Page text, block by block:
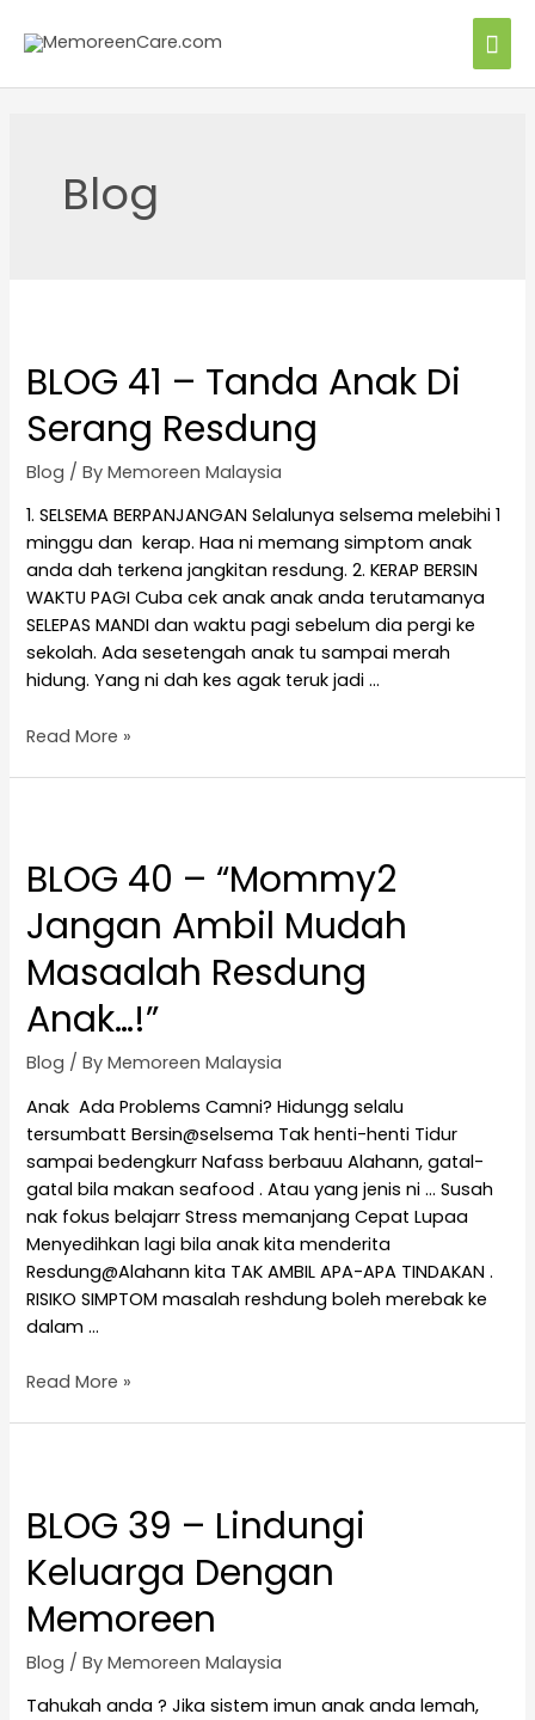
Blog
BLOG 41 – Tanda Anak Di
Serang Resdung
Blog / ByMemoreen Malaysia
1. SELSEMA BERPANJANGAN Selalunya selsema melebihi 1
minggu dan kerap. Haa ni memang simptom anak
anda dah terkena jangkitan resdung. 2. KERAP BERSIN
WAKTU PAGI Cuba cek anak anak anda terutamanya
SELEPAS MANDI dan waktu pagi sebelum dia pergi ke
sekolah. Ada sesetengah anak tu sampai merah
hidung. Yang ni dah kes agak teruk jadi …
Read More »
BLOG 40 – “Mommy2
Jangan Ambil Mudah
Masaalah Resdung
Anak…!”
Blog / ByMemoreen Malaysia
Anak Ada Problems Camni? Hidungg selalu
tersumbatt Bersin@selsema Tak henti-henti Tidur
sampai bedengkurr Nafass berbauu Alahann, gatal-
gatal bila makan seafood . Atau yang jenis ni … Susah
nak fokus belajarr Stress memanjang Cepat Lupaa
Menyedihkan lagi bila anak kita menderita
Resdung@Alahann kita TAK AMBIL APA-APA TINDAKAN .
RISIKO SIMPTOM masalah reshdung boleh merebak ke
dalam …
Read More »
BLOG 39 – Lindungi
Keluarga Dengan
Memoreen
Blog / ByMemoreen Malaysia
Tahukah anda ? Jika sistem imun anak anda lemah,